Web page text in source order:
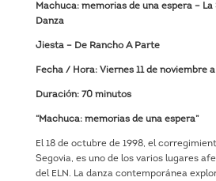
Machuca: memorias de una espera –
Danza
Jiesta – De Rancho A Parte
Fecha / Hora: Viernes 11 de noviembre
Duración: 70 minutos
“Machuca: memorias de una espera”
El 18 de octubre de 1998, el
Segovia, es uno de los varios lugares
del ELN. La danza contemporánea